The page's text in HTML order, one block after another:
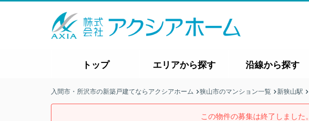
トップ エリアから探す 沿線から探す
入間市・所沢市の新築戸建てならアクシアホーム 狭山市のマンション一覧 新狭山駅
この物件の募集は終了しました。